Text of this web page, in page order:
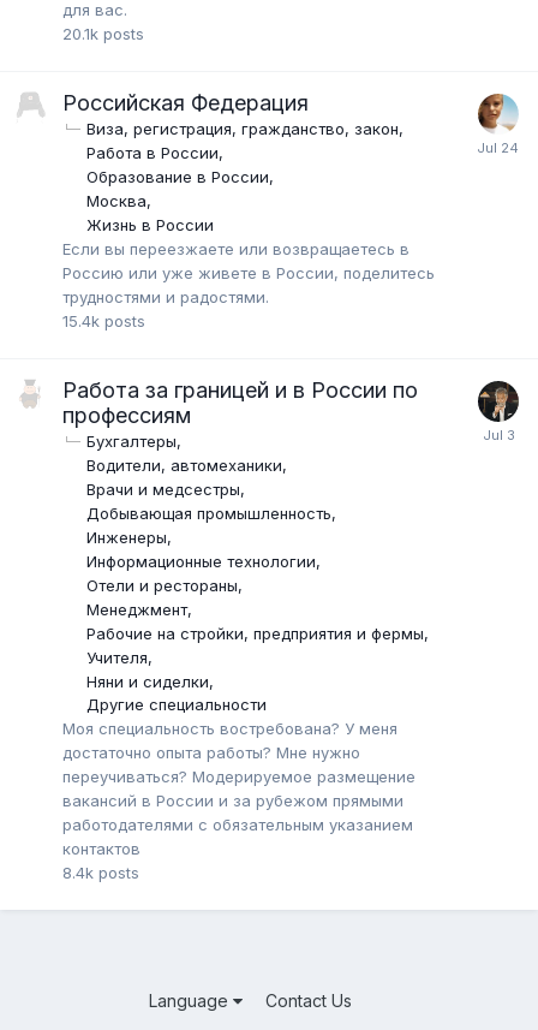
для вас.
20.1k posts
Российская Федерация
Виза, регистрация, гражданство, закон
Работа в России
Образование в России
Москва
Жизнь в России
Если вы переезжаете или возвращаетесь в
Россию или уже живете в России, поделитесь
трудностями и радостями.
15.4k posts
Работа за границей и в России по
профессиям
Бухгалтеры
Водители, автомеханики
Врачи и медсестры
Добывающая промышленность
Инженеры
Информационные технологии
Отели и рестораны
Менеджмент
Рабочие на стройки, предприятия и фермы
Учителя
Няни и сиделки
Другие специальности
Моя специальность востребована? У меня
достаточно опыта работы? Мне нужно
переучиваться? Модерируемое размещение
вакансий в России и за рубежом прямыми
работодателями с обязательным указанием
контактов
8.4k posts
Language Contact Us